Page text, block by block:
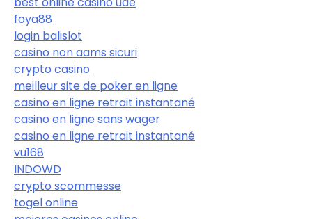
foya88
login balislot
casino non aams sicuri
crypto casino
meilleur site de poker en ligne
casino en ligne retrait instantané
casino en ligne sans wager
casino en ligne retrait instantané
vu168
INDOWD
crypto scommesse
togel online